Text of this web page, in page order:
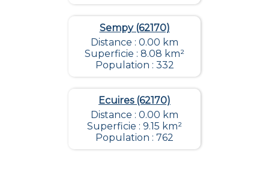
Sempy (62170)
Distance : 0.00 km
Superficie : 8.08 km²
Population : 332
Ecuires (62170)
Distance : 0.00 km
Superficie : 9.15 km²
Population : 762